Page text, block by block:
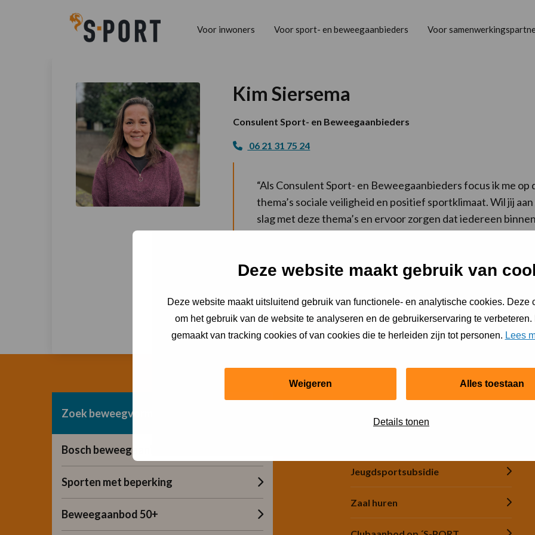
Deze website maakt gebruik van
Deze website maakt uitsluitend gebruik van functionele- en analytische cookies. Deze
om het gebruik van de website te analyseren en de gebruikerservaring te
gemaakt van tracking cookies of van cookies die te herleiden zijn tot personen. Lees
Weigeren Alles toestaan
Details tonen
Voor inwoners Voor sport- en beweegaanbieders Voor
Kim Siersema
Consulent Sport- en Beweegaanbieders
06 21 31 75 24
“Als Consulent Sport- en Beweegaanbieders focus ik me op
thema’s sociale veiligheid en positief sportklimaat. Wil jij aan
slag met deze thema’s en ervoor zorgen dat iedereen binnen
Stuur een e-mail
Zoek beweegvorm
Bosch beweegaanbod
Sporten met beperking
Beweegaanbod 50+
Snel regelen
Jeugdsportsubsidie
Zaal huren